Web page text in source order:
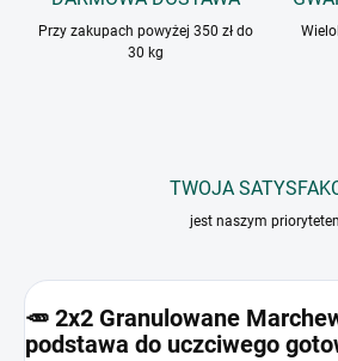
Przy zakupach powyżej 350 zł do
30 kg
TWOJA
jest naszym
🥕 2x2 Granulowane
podstawa do uczciwego